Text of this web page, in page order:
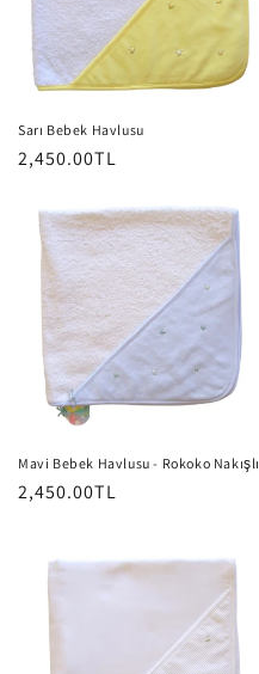
Sarı Bebek Havlusu
Normal
2,450.00TL
Mavi Bebek Havlusu - Rokoko Nakışlı
Normal
2,450.00TL